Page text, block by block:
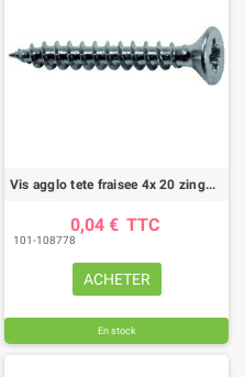
Vis agglo tete fraisee 4x 20 zingue (boite de 400)
0,04 € TTC
101-108778
ACHETER
En stock